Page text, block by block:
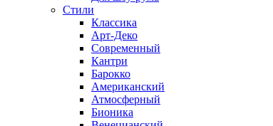
Стили
Классика
Арт-Деко
Современный
Кантри
Барокко
Американский
Атмосферный
Бионика